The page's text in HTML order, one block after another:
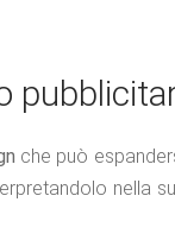
che può
nella